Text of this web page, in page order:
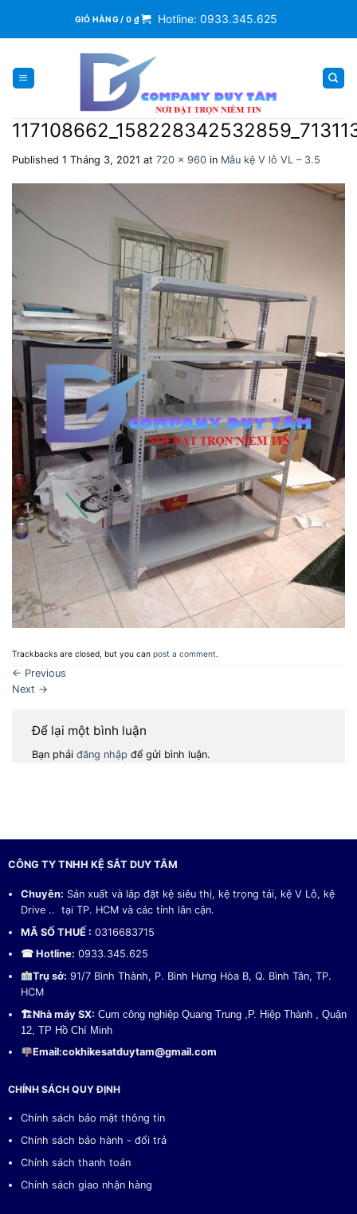
content
GIỎ HÀNG / 0 ₫ Hotline: 0933.345.625
Published 1 Tháng 3, 2021 at 720 × 960 in Mẫu kệ V lỗ VL – 3.5
Trackbacks are closed, but you can post a comment.
← Previous
Next →
Để lại một bình luận
Bạn phải đăng nhập để gửi bình luận.
CÔNG TY TNHH KỆ SẮT DUY TÂM
Chuyên: Sản xuất và lắp đặt kệ siêu thị, kệ trọng tải, kệ V Lỗ, kệ
Drive .. tại TP. HCM và các tỉnh lân cận.
MÃ SỐ THUẾ : 0316683715
☎ Hotline: 0933.345.625
Trụ sở: 91/7 Bình Thành, P. Bình Hưng Hòa B, Q. Bình Tân, TP.
HCM
🏗Nhà máy SX: Cụm công nghiệp Quang Trung ,P. Hiệp Thành , Quận
12, TP Hồ Chí Minh
Email:cokhikesatduytam@gmail.com
CHÍNH SÁCH QUY ĐỊNH
Chính sách bảo mật thông tin
Chính sách bảo hành - đổi trả
Chính sách thanh toán
Chính sách giao nhận hàng